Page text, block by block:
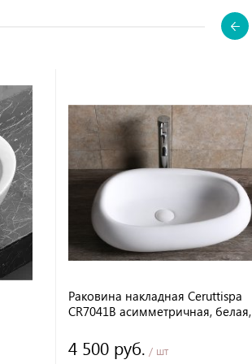
Раковина накладная Ceruttispa
CR7041B асимметричная, белая,
4 500 руб. / шт